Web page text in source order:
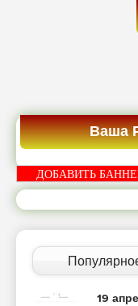
Ваша
ДОБАВИТЬ
19